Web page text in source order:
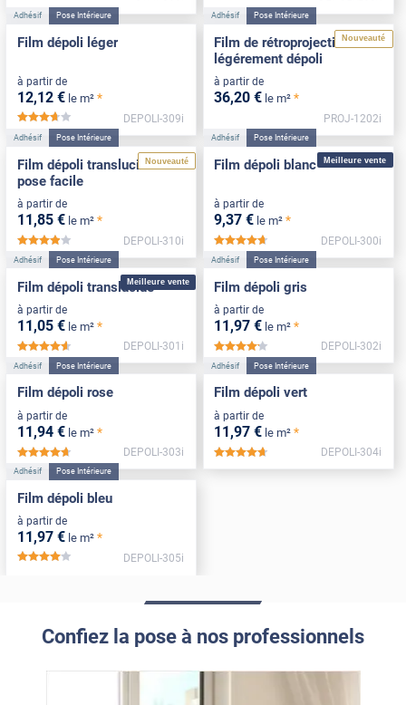
Adhésif Pose Intérieure
Film dépoli léger
à partir de
12,12 € le m² *
*****
DEPOLI-309i
Nouveauté
Adhésif Pose Intérieure
Film de rétroprojection
légérement dépoli
à partir de
36,20 € le m² *
PROJ-1202i
Nouveauté
Adhésif Pose Intérieure
Film dépoli translucide
pose facile
à partir de
11,85 € le m² *
*****
DEPOLI-310i
Meilleure vente
Adhésif Pose Intérieure
Film dépoli blanc
à partir de
9,37 € le m² *
*****
DEPOLI-300i
Meilleure vente
Adhésif Pose Intérieure
Film dépoli translucide
à partir de
11,05 € le m² *
*****
DEPOLI-301i
Adhésif Pose Intérieure
Film dépoli gris
à partir de
11,97 € le m² *
*****
DEPOLI-302i
Adhésif Pose Intérieure
Film dépoli rose
à partir de
11,94 € le m² *
*****
DEPOLI-303i
Adhésif Pose Intérieure
Film dépoli vert
à partir de
11,97 € le m² *
*****
DEPOLI-304i
Adhésif Pose Intérieure
Film dépoli bleu
à partir de
11 ,97 € le m² *
*****
DEPOLI-305i
Confiez la pose à nos professionnels